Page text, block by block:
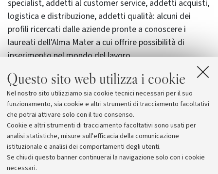
Questo sito web utilizza i cookie
Nel nostro sito utilizziamo sia cookie tecnici necessari per il suo
funzionamento, sia cookie e altri strumenti di tracciamento facoltativi
che potrai attivare solo con il tuo consenso.
Cookie e altri strumenti di tracciamento facoltativi sono usati per
analisi statistiche, misure sull'efficacia della comunicazione
istituzionale e analisi dei comportamenti degli utenti.
Se chiudi questo banner continuerai la navigazione solo con i cookie
necessari.
specialist, addetti al customer service, addetti acquisti,
logistica e distribuzione, addetti qualità: alcuni dei
profili ricercati dalle aziende pronte a conoscere i
laureati dell'Alma Mater a cui offrire possibilità di
inserimento nel mondo del lavoro.
La giornata con i referenti risorse umane delle aziende
darà agli studenti Unibo la possibilità di conoscere
concretamente il settore moda, le offerte di
inserimento professionale e i profili più ricercati.